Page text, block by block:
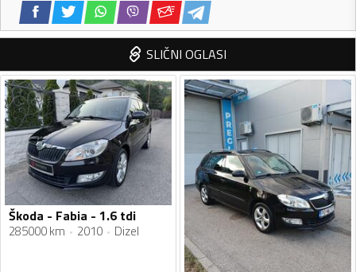
SLIČNI OGLASI
Škoda - Fabia - 1.6 tdi
285000 km 2010 Dizel